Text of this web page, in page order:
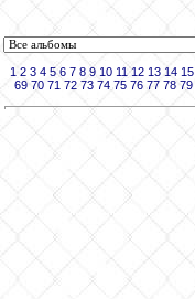
1 2 3 4 5 6 7 8 9 10 11 12 13 14 15
69 70 71 72 73 74 75 76 77 78 79